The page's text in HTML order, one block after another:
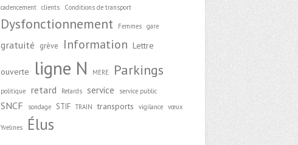
cadencement clients Conditions de transport
Dysfonctionnement Femmes gare
gratuité grève Information Lettre
ouverte ligne N MERE Parkings
politique retard Retards service service public
SNCF sondage STIF TRAIN transports vigilance vœux
Yvelines Élus